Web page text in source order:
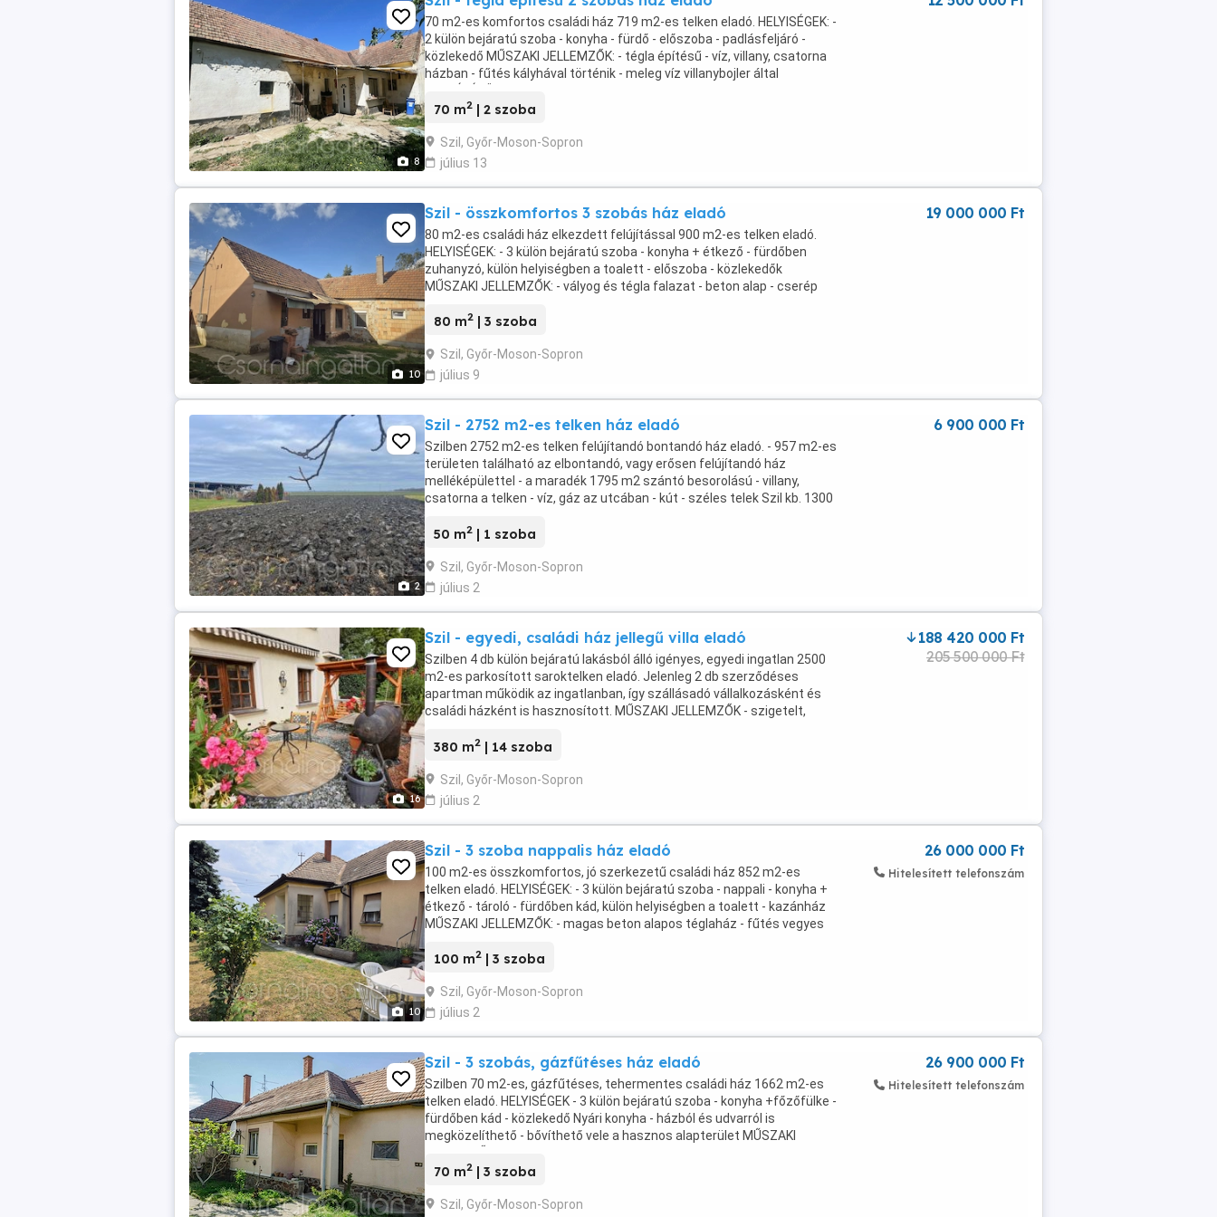
8
70 m2-es komfortos családi ház 719 m2-es telken eladó. HELYISÉGEK: -
2 külön bejáratú szoba - konyha - fürdő - előszoba - padlásfeljáró -
közlekedő MŰSZAKI JELLEMZŐK: - tégla építésű - víz, villany, csatorna
házban - fűtés kályhával történik - meleg víz villanybojler által
70 m2 | 2 szoba
Szil, Győr-Moson-Sopron
július 13
10
Szil - összkomfortos 3 szobás ház eladó
80 m2-es családi ház elkezdett felújítással 900 m2-es telken eladó.
HELYISÉGEK: - 3 külön bejáratú szoba - konyha + étkező - fürdőben
zuhanyzó, külön helyiségben a toalett - előszoba - közlekedők
MŰSZAKI JELLEMZŐK: - vályog és tégla falazat - beton alap - cserép
80 m2 | 3 szoba
Szil, Győr-Moson-Sopron
július 9
19 000 000 Ft
2
Szil - 2752 m2-es telken ház eladó
Szilben 2752 m2-es telken felújítandó bontandó ház eladó. - 957 m2-es
területen található az elbontandó, vagy erősen felújítandó ház
melléképülettel - a maradék 1795 m2 szántó besorolású - villany,
csatorna a telken - víz, gáz az utcában - kút - széles telek Szil kb. 1300
50 m2 | 1 szoba
Szil, Győr-Moson-Sopron
július 2
6 900 000 Ft
16
Szil - egyedi, családi ház jellegű villa eladó
Szilben 4 db külön bejáratú lakásból álló igényes, egyedi ingatlan 2500
m2-es parkosított saroktelken eladó. Jelenleg 2 db szerződéses
apartman működik az ingatlanban, így szállásadó vállalkozásként és
családi házként is hasznosított. MŰSZAKI JELLEMZŐK - szigetelt,
380 m2 | 14 szoba
Szil, Győr-Moson-Sopron
július 2
188 420 000 Ft
205 500 000 Ft
10
Szil - 3 szoba nappalis ház eladó
100 m2-es összkomfortos, jó szerkezetű családi ház 852 m2-es
telken eladó. HELYISÉGEK: - 3 külön bejáratú szoba - nappali - konyha +
étkező - tároló - fürdőben kád, külön helyiségben a toalett - kazánház
MŰSZAKI JELLEMZŐK: - magas beton alapos téglaház - fűtés vegyes
100 m2 | 3 szoba
Szil, Győr-Moson-Sopron
július 2
26 000 000 Ft
Hitelesített telefonszám
Szil - 3 szobás, gázfűtéses ház eladó
Szilben 70 m2-es, gázfűtéses, tehermentes családi ház 1662 m2-es
telken eladó. HELYISÉGEK - 3 külön bejáratú szoba - konyha +főzőfülke -
fürdőben kád - közlekedő Nyári konyha - házból és udvarról is
megközelíthető - bővíthető vele a hasznos alapterület MŰSZAKI
70 m2 | 3 szoba
Szil, Győr-Moson-Sopron
26 900 000 Ft
Hitelesített telefonszám